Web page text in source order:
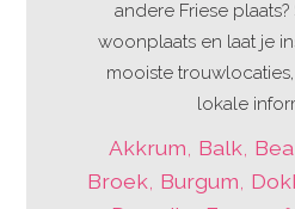
andere Friese
woonplaats en laat je
mooiste
lokale
Akkrum Balk
Broek Burgum